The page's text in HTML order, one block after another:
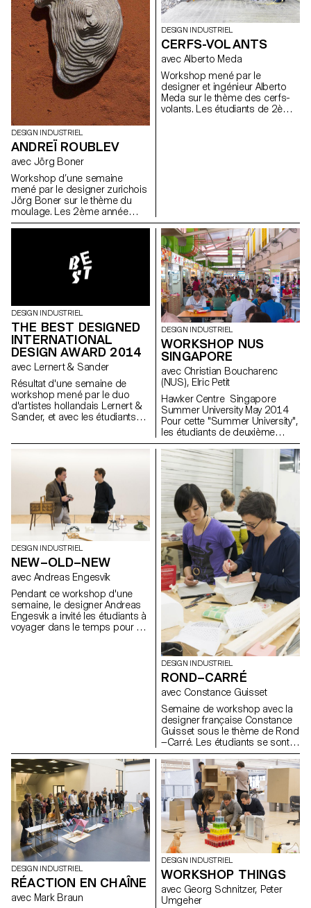
étudiants de 2e année en
Bachelor Design Industriel de
l'ECAL/Ecole cantonale d'art de
Lausanne, Suisse, lors d’une
semaine de d’atelier aux
Jardins de Métis, sous la
direction du designer
helvétique Adrien Rovero.
Photos ECAL/Nicolas Haeni
ECAL/Axel Crettenand
DESIGN INDUSTRIEL
ANDREÏ ROUBLEV
avec Jörg Boner
Workshop d’une semaine
mené par le designer zurichois
Jörg Boner sur le thème du
moulage. Les 2ème année
bachelor design industriel ont
qu’ils ont pu couler eux mêmes
dans les ateliers de l’école.
L’intérêt des résultats réside
DESIGN INDUSTRIEL
CERFS-VOLANTS
avec Alberto Meda
Workshop mené par le
designer et ingénieur Alberto
Meda sur le thème des cerfs-
volants. Les étudiants de 2ème
DESIGN INDUSTRIEL
THE BEST DESIGNED
INTERNATIONAL
DESIGN AWARD 2014
avec Lernert & Sander
Résultat d'une semaine de
workshop mené par le duo
d'artistes hollandais Lernert &
Sander, et avec les étudiants
Graphique.
DESIGN INDUSTRIEL
WORKSHOP NUS
SINGAPORE
avec Christian Boucharenc
(NUS), Elric Petit
Hawker Centre Singapore
Summer University May 2014
Pour cette "Summer University",
les étudiants de deuxième
année Bachelor en design
industriel ont collaboré avec les
étudiants de la National
University of Singapore lors du
workshop "Hawker Centres".
Les "Hawker Centres" sont
des restaurants traditionnels où
se réunissent les
Singapouriens de tout horizon.
Plus que des restaurants, ces
lieux sont de véritables points
de rencontre entre les cultures
chinoises, malaisiennes et
indiennes. L'objectif du
workshop était d'immerger les
étudiants pendant une semaine
au cœur de la culture
cosmopolite de Singapour. Ils
ont conçu des objets tels que
des ustensiles de cuisine, de la
vaisselle ou de la signalisation
qui améliorent l'expérience des
clients et des travailleurs au
sein des "Hawker Centres". Ce
workshop a permis aux
étudiants des deux universités
de partager leur savoir-faire
dans le domaine du design
industriel. Le résultat de cette
recherche démontre une
grande variété de solutions
pour améliorer les "Hawker
Centres”.
DESIGN INDUSTRIEL
NEW–OLD–NEW
avec Andreas Engesvik
Pendant ce workshop d'une
semaine, le designer Andreas
Engesvik a invité les étudiants à
voyager dans le temps pour y
DESIGN INDUSTRIEL
ROND–CARRÉ
avec Constance Guisset
Semaine de workshop avec la
designer française Constance
Guisset sous le thème de Rond
—Carré. Les étudiants se sont
confrontés aux décisions qu'ils
doivent prendre lorsqu'ils
dessinent un objet domestique
et ainsi comprendre pourquoi
et surtout comment ils doivent
choisir les formes qui vont
définir leurs produits.
DESIGN INDUSTRIEL
RÉACTION EN CHAÎNE
avec Mark Braun
DESIGN INDUSTRIEL
WORKSHOP THINGS
avec Georg Schnitzer, Peter
Umgeher